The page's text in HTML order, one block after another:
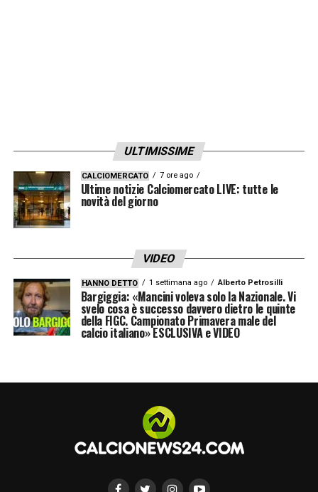
ULTIMISSIME
CALCIOMERCATO 7 ore ago
Ultime notizie Calciomercato LIVE: tutte le
novità del giorno
VIDEO
HANNO DETTO 1 settimana ago Alberto Petrosilli
Bargiggia: «Mancini voleva solo la Nazionale. Vi
svelo cosa è successo davvero dietro le quinte
della FIGC. Campionato Primavera male del
calcio italiano» ESCLUSIVA e VIDEO